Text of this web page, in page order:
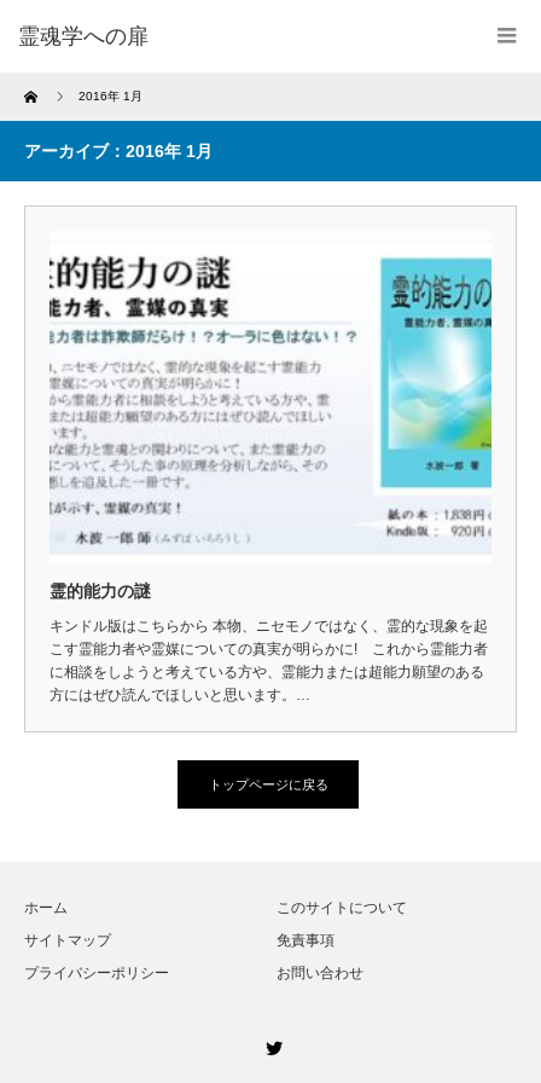
霊魂学への扉
Home 2016年 1月
アーカイブ：2016年 1月
霊的能力の謎
キンドル版はこちらから 本物、ニセモノではなく、霊的な現象を起
こす霊能力者や霊媒についての真実が明らかに! これから霊能力者
に相談をしようと考えている方や、霊能力または超能力願望のある
方にはぜひ読んでほしいと思います。…
トップページに戻る
ホーム
このサイトについて
サイトマップ
免責事項
プライバシーポリシー
お問い合わせ